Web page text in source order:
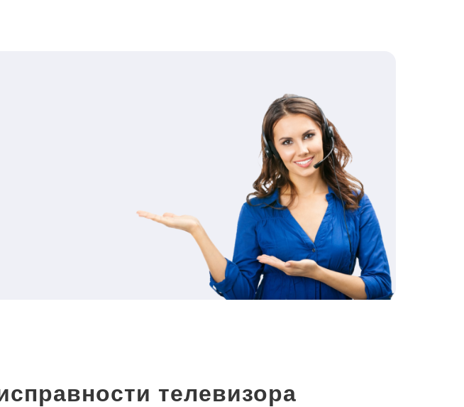
телевизора